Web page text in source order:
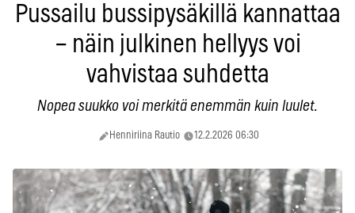
Pussailu bussipysäkillä kannattaa
– näin julkinen hellyys voi
vahvistaa suhdetta
Nopea suukko voi merkitä enemmän kuin luulet.
Henniriina Rautio 12.2.2026 06:30